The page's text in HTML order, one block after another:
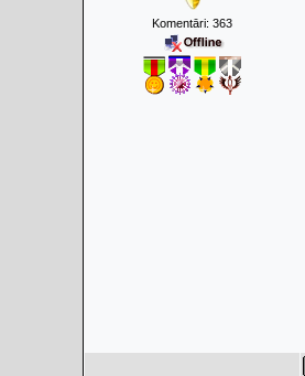
Komentāri: 363